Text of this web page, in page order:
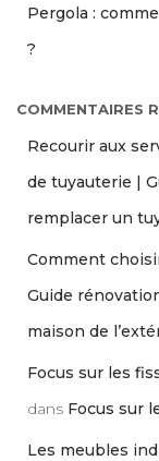
Pergola :
?
COMMENTAIRES
Recourir aux
de tuyauterie |
remplacer un
Comment
Guide
maison de
Focus sur les
dans Focus sur
Les meubles